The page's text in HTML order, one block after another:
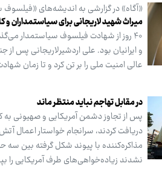
«آگاه» در گزارشی به اندیشه‌های
میراث شهید لاریجانی برای سیاستمداران و
۴۰ روز از شهادت فیلسوف سیاستمدار
عالی امنیت ملی را بر تن کرد و تا زمان
در مقابل تهاجم نباید منتظر ماند
دریافت کردند، سرانجام خواستار اعمال
مذاکره‌کننده با پیوند شکل گرفته بین سه
نشدند زیاده‌خواهی‌های طرف آمریکایی را